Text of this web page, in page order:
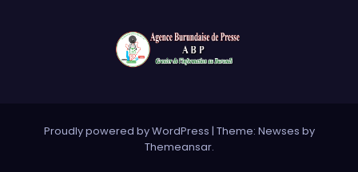
Proudly powered by WordPress | Theme: Newses by
Themeansar.